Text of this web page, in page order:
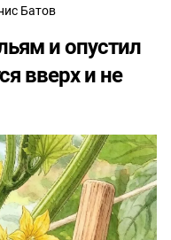
Батов
и опустил
вверх и не